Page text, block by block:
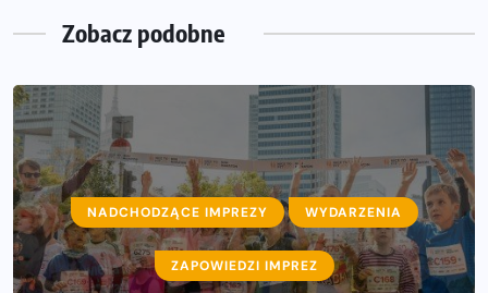
Zobacz podobne
NADCHODZĄCE IMPREZY WYDARZENIA
ZAPOWIEDZI IMPREZ